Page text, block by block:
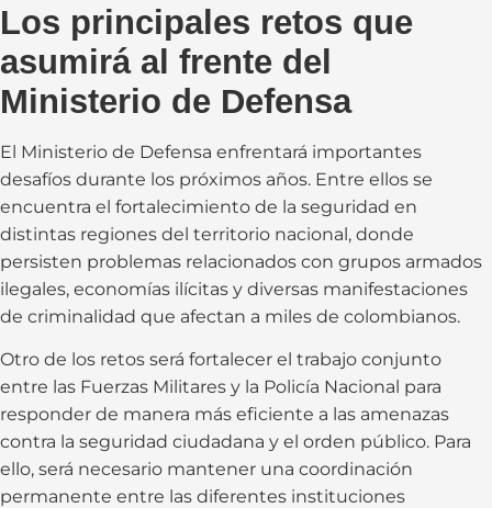
Los principales retos que
asumirá al frente del
Ministerio de Defensa
El Ministerio de Defensa enfrentará importantes
desafíos durante los próximos años. Entre ellos se
encuentra el fortalecimiento de la seguridad en
distintas regiones del territorio nacional, donde
persisten problemas relacionados con grupos armados
ilegales, economías ilícitas y diversas manifestaciones
de criminalidad que afectan a miles de colombianos.
Otro de los retos será fortalecer el trabajo conjunto
entre las Fuerzas Militares y la Policía Nacional para
responder de manera más eficiente a las amenazas
contra la seguridad ciudadana y el orden público. Para
ello, será necesario mantener una coordinación
permanente entre las diferentes instituciones